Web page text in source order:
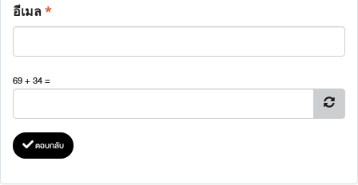
อีเมล*
69 + 34 =
ตอบกลับ